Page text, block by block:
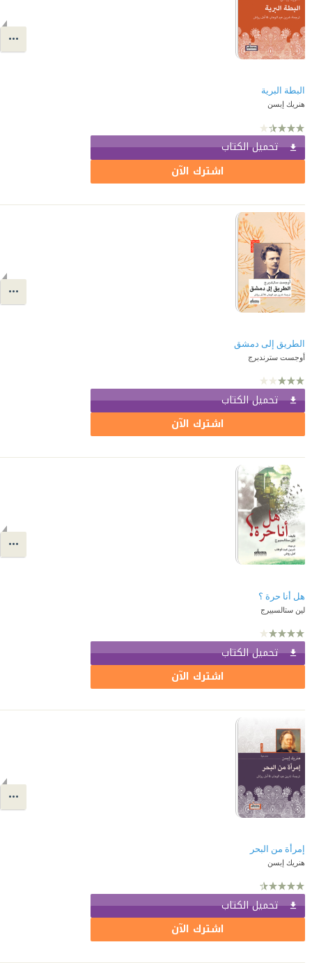
البطة البرية
هنريك إبسن
تحميل الكتاب
اشترك الآن
الطريق إلى دمشق
أوجست سترندبرج
تحميل الكتاب
اشترك الآن
هل أنا حرة ؟
لين ستالسبيرج
تحميل الكتاب
اشترك الآن
إمرأة من البحر
هنريك إبسن
تحميل الكتاب
اشترك الآن